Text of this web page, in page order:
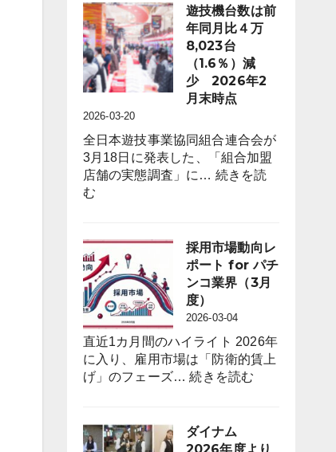
界
（4
度）
to
Offer
First-
Ever
On-
Floor
Trials
to
Attract
Anime
IP
Strategy
遊技機台数は前
年同月比４万
8,023台
（1.6％）減
少 2026年2
月末時点
2026-03-20
全日本遊技事業協同組合連合会が
3月18日に発表した、「組合加盟
店舗の実態調査」に… 続きを読
む:
機
台
数
は
前
年
同
月
比
8,023
採用市場動向レ
ポート for パチ
ンコ業界（3月
度）
2026-03-04
直近1カ月間のハイライト 2026年
に入り、雇用市場は「防衛的賃上
げ」のフェーズ…続きを読む
場
ダイナム